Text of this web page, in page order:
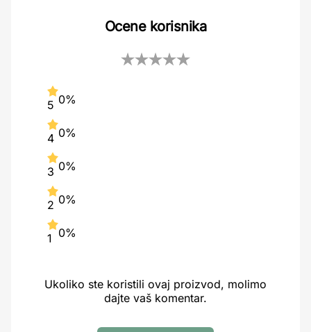
Ocene korisnika
5 0%
4 0%
3 0%
2 0%
1 0%
Ukoliko ste koristili ovaj proizvod, molimo
dajte vaš komentar.